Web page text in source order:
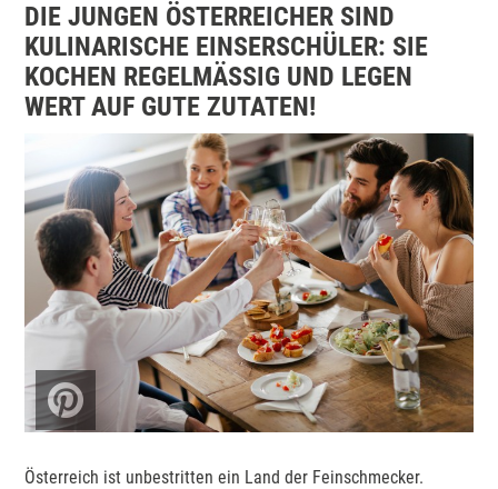
DIE JUNGEN ÖSTERREICHER SIND
KULINARISCHE EINSERSCHÜLER: SIE
KOCHEN REGELMÄSSIG UND LEGEN W
ERT AUF GUTE ZUTATEN!
Österreich ist unbestritten ein Land der Feinschmecker.